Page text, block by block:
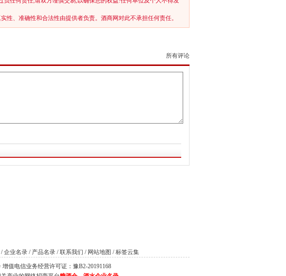
性、准确性和合法性由提供者负责。酒商网对此不承担任何责任。
所有评论
/企业名录 / 产品名录 /联系我们 / 网站地图 /标签云集
增值电信业务经营许可证：豫B2-20191168